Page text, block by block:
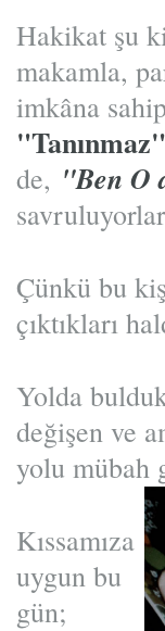
Hakikat şu
makamla,
imkâna
"Tanınmaz"
de, "Ben O
Çünkü bu
çıktıkları
Yolda
değişen ve
yolu mübah
Kıssamıza
uygun bu
gün;